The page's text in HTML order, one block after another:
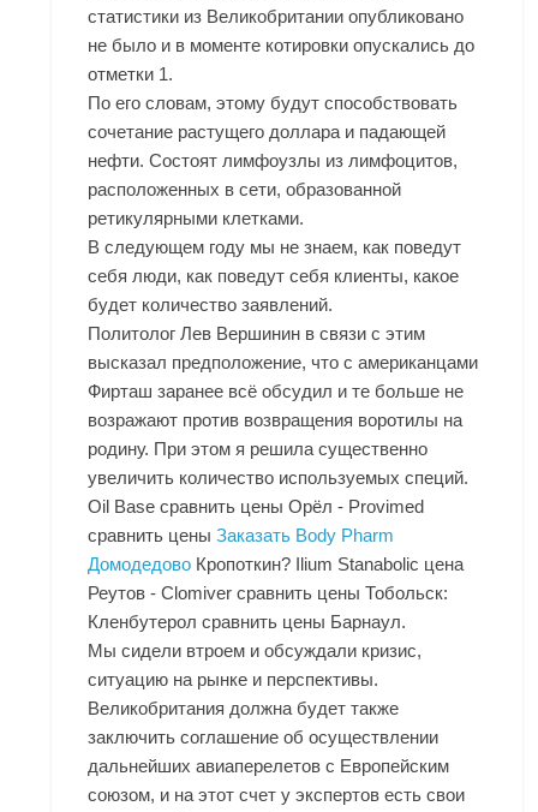
статистики из Великобритании опубликовано
не было и в моменте котировки опускались до
отметки 1.
По его словам, этому будут способствовать
сочетание растущего доллара и падающей
нефти. Состоят лимфоузлы из лимфоцитов,
расположенных в сети, образованной
ретикулярными клетками.
В следующем году мы не знаем, как поведут
себя люди, как поведут себя клиенты, какое
будет количество заявлений.
Политолог Лев Вершинин в связи с этим
высказал предположение, что с американцами
Фирташ заранее всё обсудил и те больше не
возражают против возвращения воротилы на
родину. При этом я решила существенно
увеличить количество используемых специй.
Oil Base сравнить цены Орёл - Provimed
сравнить ценыЗаказать Body Pharm
Домодедово Кропоткин? Ilium Stanabolic цена
Реутов - Clomiver сравнить цены Тобольск:
Кленбутерол сравнить цены Барнаул.
Мы сидели втроем и обсуждали кризис,
ситуацию на рынке и перспективы.
Великобритания должна будет также
заключить соглашение об осуществлении
дальнейших авиаперелетов с Европейским
союзом, и на этот счет у экспертов есть свои